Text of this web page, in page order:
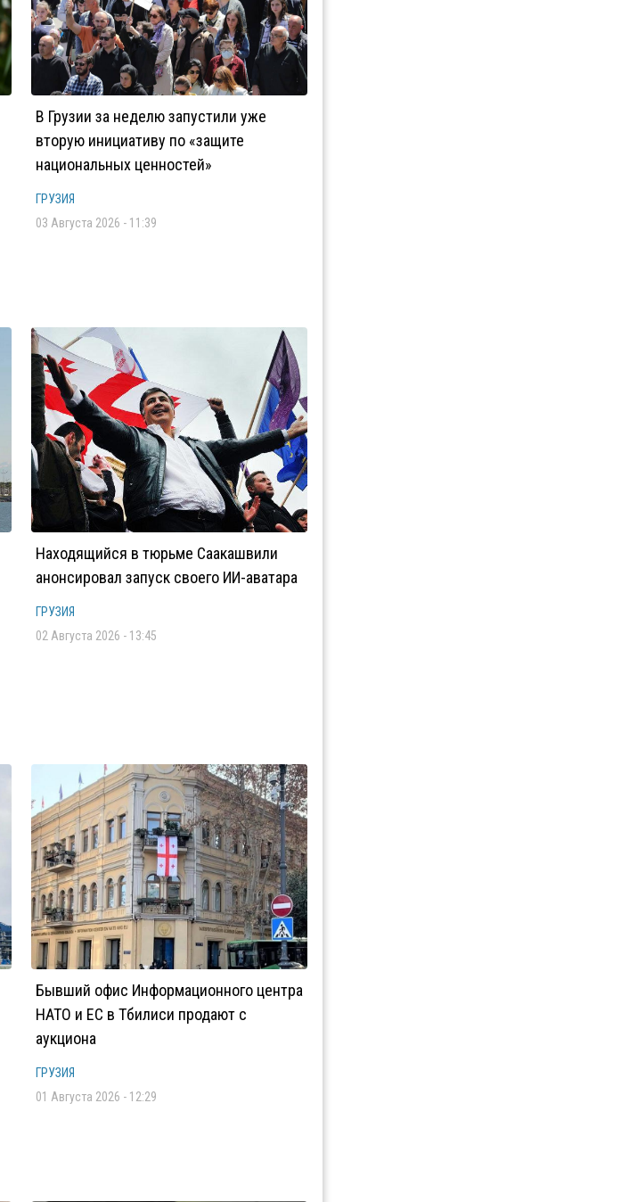
В Грузии за неделю запустили уже
вторую инициативу по «защите
национальных ценностей»
ГРУЗИЯ
03 Августа 2026 - 11:39
Находящийся в тюрьме Саакашвили
анонсировал запуск своего ИИ-аватара
ГРУЗИЯ
02 Августа 2026 - 13:45
Бывший офис Информационного центра
НАТО и ЕС в Тбилиси продают с
аукциона
ГРУЗИЯ
01 Августа 2026 - 12:29